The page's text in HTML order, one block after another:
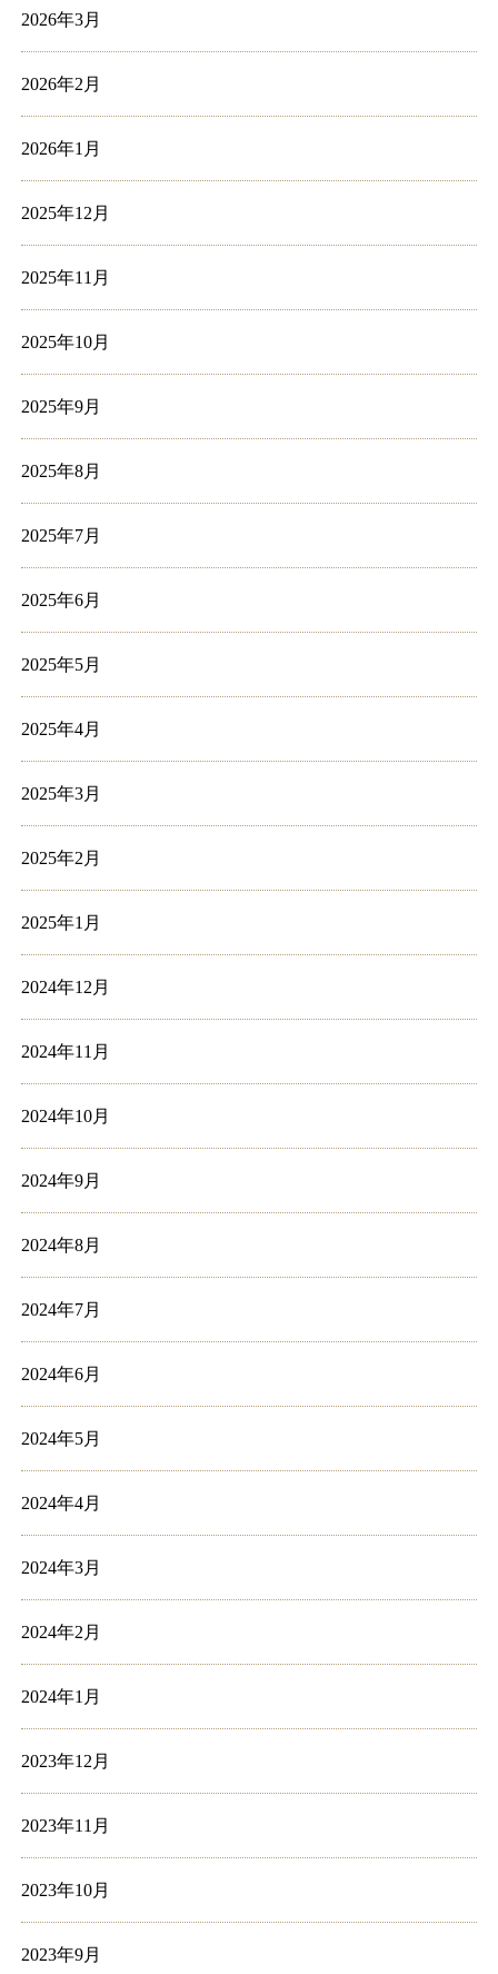
2026年3月
2026年2月
2026年1月
2025年12月
2025年11月
2025年10月
2025年9月
2025年8月
2025年7月
2025年6月
2025年5月
2025年4月
2025年3月
2025年2月
2025年1月
2024年12月
2024年11月
2024年10月
2024年9月
2024年8月
2024年7月
2024年6月
2024年5月
2024年4月
2024年3月
2024年2月
2024年1月
2023年12月
2023年11月
2023年10月
2023年9月